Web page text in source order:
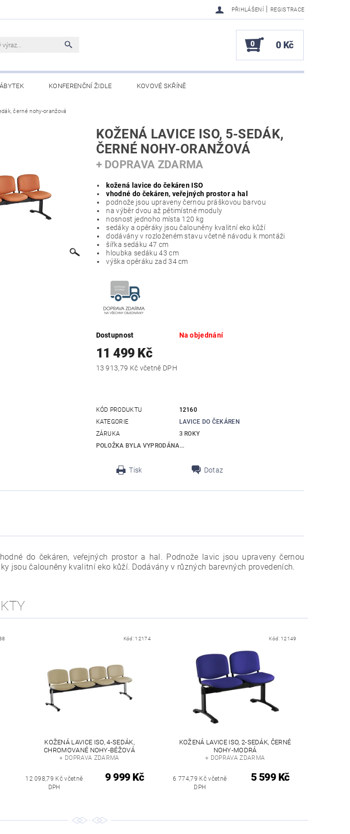
PŘIHLÁŠENÍ | REGISTRACE
0 0 Kč
KONFERENČNÍ ŽIDLE KOVOVÉ SKŘÍNĚ
KONTAKTY
černé nohy-oranžová
KOŽENÁ LAVICE ISO, 5-SEDÁK,
ČERNÉ NOHY-ORANŽOVÁ
+ DOPRAVA ZDARMA
kožená lavice do čekáren ISO
vhodné do čekáren, veřejných prostor a hal
podnože jsou upraveny černou práškovou barvou
na výběr dvou až pětimístné moduly
nosnost jednoho místa 120 kg
sedáky a opěráky jsou čalouněny kvalitní eko kůží
dodávány v rozloženém stavu včetně návodu k montáži
šířka sedáku 47 cm
hloubka sedáku 43 cm
výška opěráku zad 34 cm
Dostupnost Na objednání
11 499 Kč
13 913,79 Kč včetně DPH
KÓD PRODUKTU
12160
KATEGORIE
LAVICE DO ČEKÁREN
ZÁRUKA
3 ROKY
POLOŽKA BYLA VYPRODÁNA...
Tisk Dotaz
do čekáren, veřejných prostor a hal. Podnože lavic jsou upraveny černou
jsou čalouněny kvalitní eko kůží. Dodávány v různých barevných provedeních.
Kód: 12174
KOŽENÁ LAVICE ISO, 4-SEDÁK,
CHROMOVANÉ NOHY-BÉŽOVÁ
+ DOPRAVA ZDARMA
12 098,79 Kč včetně
DPH
9 999 Kč
Kód: 12149
KOŽENÁ LAVICE ISO, 2-SEDÁK, ČERNÉ
NOHY-MODRÁ
+ DOPRAVA ZDARMA
6 774,79 Kč včetně
DPH
5 599 Kč